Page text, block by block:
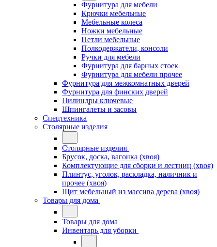
Фурнитура для мебели
Крючки мебельные
Мебельные колеса
Ножки мебельные
Петли мебельные
Полкодержатели, консоли
Ручки для мебели
Фурнитура для барных стоек
Фурнитура для мебели прочее
Фурнитура для межкомнатных дверей
Фурнитура для финских дверей
Цилиндры ключевые
Шпингалеты и засовы
Спецтехника
Столярные изделия
Столярные изделия
Брусок, доска, вагонка (хвоя)
Комплектующие для сборки и лестниц (хвоя)
Плинтус, уголок, раскладка, наличник и
прочее (хвоя)
Щит мебельный из массива дерева (хвоя)
Товары для дома
Товары для дома
Инвентарь для уборки